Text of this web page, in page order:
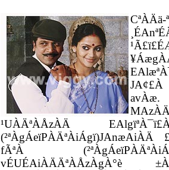
JA¢£À
avÀæ.
¹UÀÄªÀÅzÀÄ
fÃªÀ
vÉUÉAiÀÄÄªÀÅzÀgÀ°è